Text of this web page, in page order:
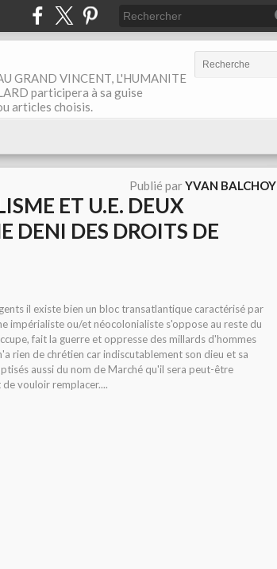
GRAND VINCENT, L'HUMANITE
participera à sa guise
articles choisis.
Publié parYVAN BALCHOY
ET U.E. DEUX
DENI DES DROITS DE
il existe bien un bloc transatlantique caractérisé par
impérialiste ou/et néocolonialiste s'oppose au reste du
fait la guerre et oppresse des millards d'hommes
rien de chrétien car indiscutablement son dieu et sa
aussi du nom de Marché qu'il sera peut-être
vouloir remplacer....